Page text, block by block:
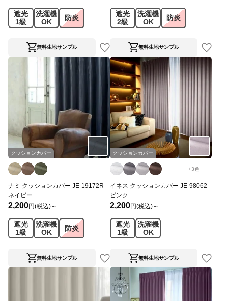
遮光
1級
洗濯機
OK
防炎
無料生地サンプル
遮光
2級
洗濯機
OK
防炎
無料生地サンプル
クッションカバー
ナミ クッションカバー JE-19172R
ネイビー
2,200円(税込)～
遮光
1級
洗濯機
OK
防炎
無料生地サンプル
クッションカバー
+3色
イネス クッションカバー JE-98062
ピンク
2,200円(税込)～
遮光
1級
洗濯機
OK
無料生地サンプル